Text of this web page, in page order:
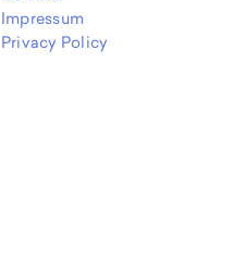
Impressum
Privacy Policy